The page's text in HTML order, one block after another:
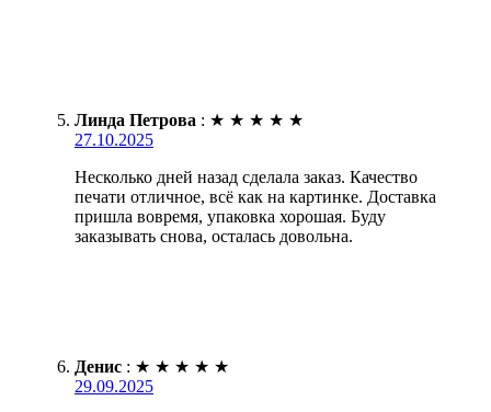
Линда Петрова : ★ ★ ★ ★ ★
27.10.2025
Несколько дней назад сделала заказ. Качество
печати отличное, всё как на картинке. Доставка
пришла вовремя, упаковка хорошая. Буду
заказывать снова, осталась довольна.
Денис : ★ ★ ★ ★ ★
29.09.2025